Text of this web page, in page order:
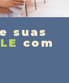
suas
com